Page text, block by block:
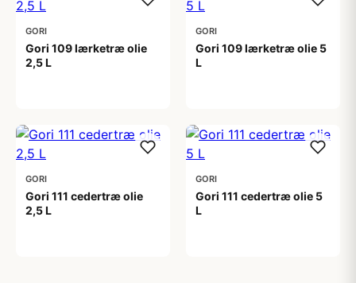
GORI
Gori 109 lærketræ olie
2,5 L
GORI
Gori 109 lærketræ olie 5
L
GORI
Gori 111 cedertræ olie
2,5 L
GORI
Gori 111 cedertræ olie 5
L